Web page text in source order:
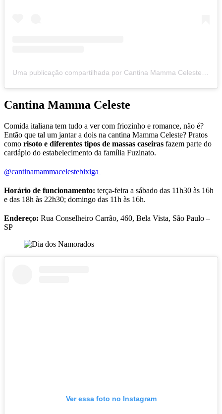
Uma publicação compartilhada por Cantina Mamma Celeste (@cantinamammacelestebixiga)
Cantina Mamma Celeste
Comida italiana tem tudo a ver com friozinho e romance, não é?
Então que tal um jantar a dois na cantina Mamma Celeste? Pratos
como risoto e diferentes tipos de massas caseiras fazem parte do
cardápio do estabelecimento da família Fuzinato.
@cantinamammacelestebixiga
Horário de funcionamento: terça-feira a sábado das 11h30 às 16h
e das 18h às 22h30; domingo das 11h às 16h.
Endereço: Rua Conselheiro Carrão, 460, Bela Vista, São Paulo –
SP
Ver essa foto no Instagram